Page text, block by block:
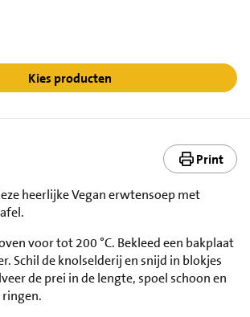
Kies producten
Print
heerlijke Vegan erwtensoep met
voor tot 200 °C. Bekleed een bakplaat
Schil de knolselderij en snijd in blokjes
de prei in de lengte, spoel schoon en